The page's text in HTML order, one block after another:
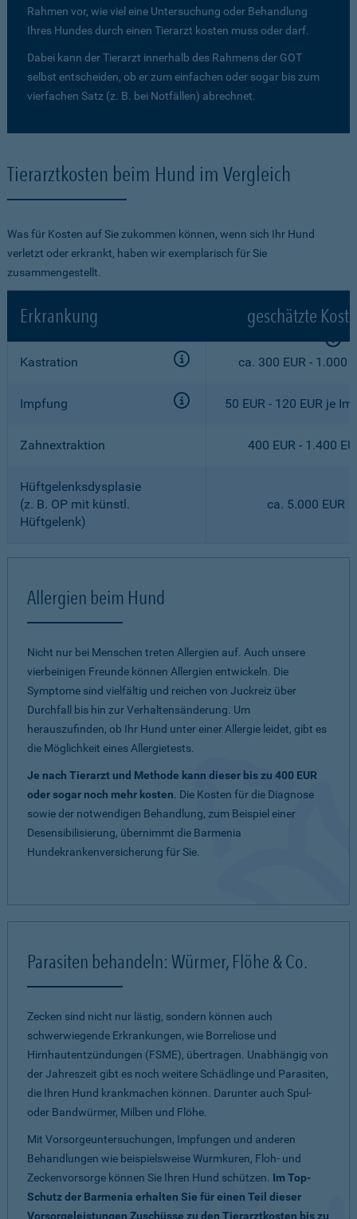
Rahmen vor, wie viel eine Untersuchung oder Behandlung
Ihres Hundes durch einen Tierarzt kosten muss oder darf.
Dabei kann der Tierarzt innerhalb des Rahmens der GOT
selbst entscheiden, ob er zum einfachen oder sogar bis zum
vierfachen Satz (z. B. bei Notfällen) abrechnet.
Tierarztkosten beim Hund im Vergleich
Was für Kosten auf Sie zukommen können, wenn sich Ihr Hund
verletzt oder erkrankt, haben wir exemplarisch für Sie
zusammengestellt.
Erkrankung geschätzte
Kastration ca. 300 EUR - 1.000
Impfung 50 EUR - 120 EUR je
Zahnextraktion 400 EUR - 1.400
Hüftgelenksdysplasie
(z. B. OP mit künstl.
Hüftgelenk)
ca. 5.000 EUR
Allergien beim Hund
Nicht nur bei Menschen treten Allergien auf. Auch unsere
vierbeinigen Freunde können Allergien entwickeln. Die
Symptome sind vielfältig und reichen von Juckreiz über
Durchfall bis hin zur Verhaltensänderung. Um
herauszufinden, ob Ihr Hund unter einer Allergie leidet, gibt es
die Möglichkeit eines Allergietests.
Je nach Tierarzt und Methode kann dieser bis zu 400 EUR
oder sogar noch mehr kosten. Die Kosten für die Diagnose
sowie der notwendigen Behandlung, zum Beispiel einer
Desensibilisierung, übernimmt die Barmenia
Hundekrankenversicherung für Sie.
Parasiten behandeln: Würmer, Flöhe & Co.
Zecken sind nicht nur lästig, sondern können auch
schwerwiegende Erkrankungen, wie Borreliose und
Hirnhautentzündungen (FSME), übertragen. Unabhängig von
der Jahreszeit gibt es noch weitere Schädlinge und Parasiten,
die Ihren Hund krankmachen können. Darunter auch Spul-
oder Bandwürmer, Milben und Flöhe.
Mit Vorsorgeuntersuchungen, Impfungen und anderen
Behandlungen wie beispielsweise Wurmkuren, Floh- und
Zeckenvorsorge können Sie Ihren Hund schützen. Im Top-
Schutz der Barmenia erhalten Sie für einen Teil dieser
Vorsorgeleistungen Zuschüsse zu den Tierarztkosten bis zu